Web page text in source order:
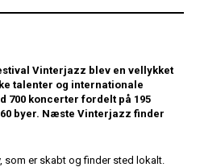
Vinterjazz blev en vellykket
talenter og internationale
700 koncerter fordelt på 195
byer. Næste Vinterjazz finder
som er skabt og finder sted lokalt.